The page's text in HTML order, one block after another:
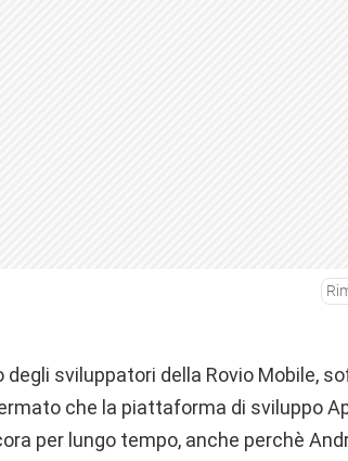
degli sviluppatori della Rovio Mobile,
che la piattaforma di sviluppo
per lungo tempo, anche perchè